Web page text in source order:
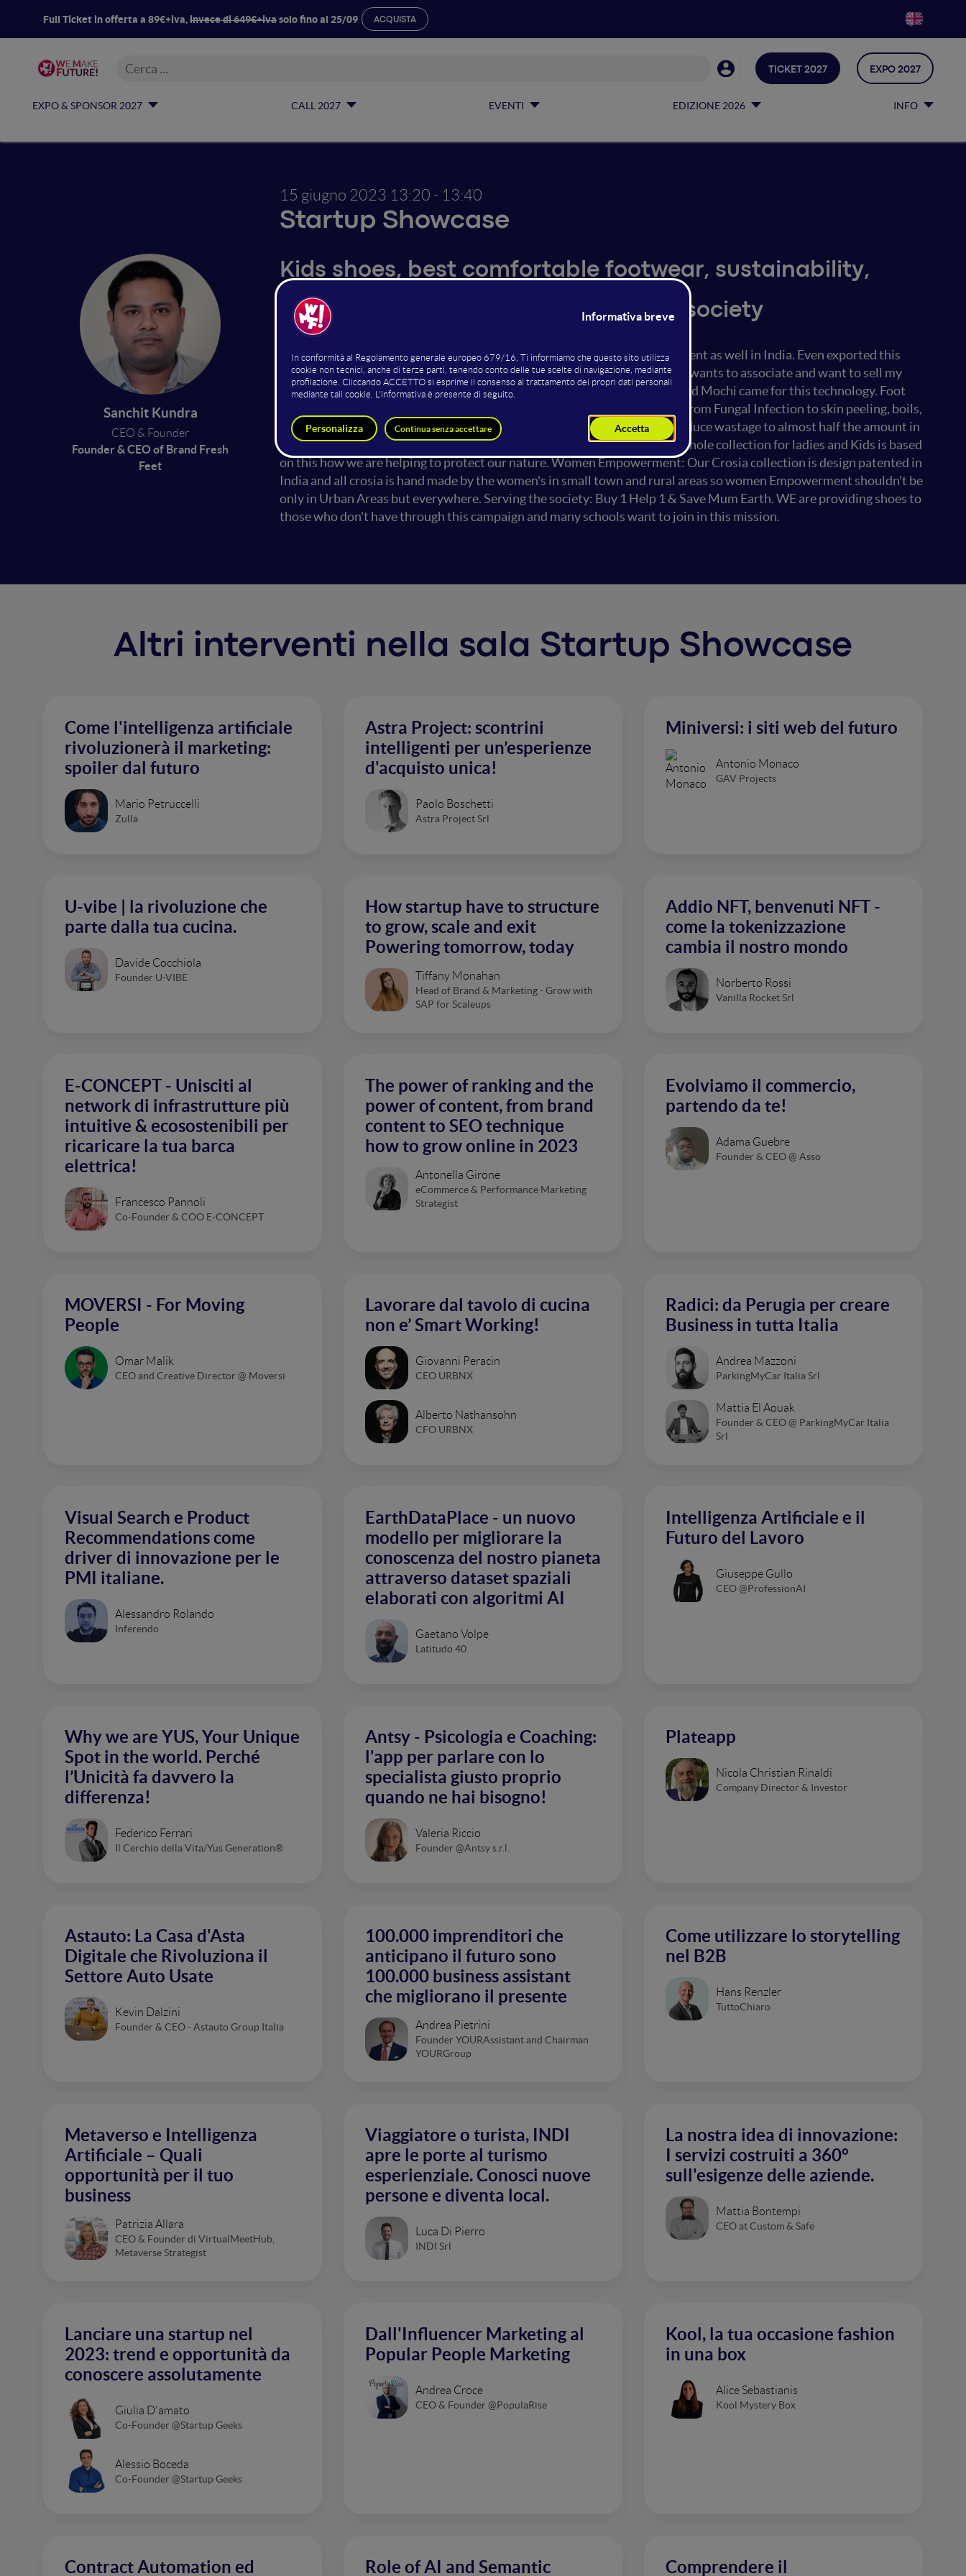
Full Ticket in offerta a 89€+iva,invece di 649€+ivasolo fino al 25/09 ACQUISTA
EXPO & SPONSOR 2027 CALL 2027 EVENTI EDIZIONE 2026 INFO
TICKET 2027 EXPO 2027
Sanchit Kundra
CEO & Founder
Founder & CEO of Brand Fresh
Feet
15 giugno 2023 13:20 - 13:40
Startup Showcase
Kids shoes, best comfortable footwear, sustainability,
women Empowerment & Helping the society
Kids feet grow fast: So we have find the solution to this and applied for patent as well in India. Even exported this
technology to Europe last year and now overseas Billion dollar companies wants to associate and want to sell my
schools shoes in my brand. Indian market is growing and recently Metro and Mochi came for this technology. Foot
Problem: IN India every second person is having some or other foot issue from Fungal Infection to skin peeling, boils,
bone etc. Save Nature: Due to our Dual Size technology we are going to reduce wastage to almost half the amount in
terms of kids shoes when we give extend wearage life of kids shoes. Rest whole collection for ladies and Kids is based
on this how we are helping to protect our nature. Women Empowerment: Our Crosia collection is design patented in
India and all crosia is hand made by the women's in small town and rural areas so women Empowerment shouldn't be
only in Urban Areas but everywhere. Serving the society: Buy 1 Help 1 & Save Mum Earth. WE are providing shoes to
those who don't have through this campaign and many schools want to join in this mission.
Altri interventi nella sala Startup Showcase
Come l'intelligenza artificiale
rivoluzionerà il marketing:
spoiler dal futuro
Mario Petruccelli
Zulla
Astra Project: scontrini
intelligenti per un’esperienze
d'acquisto unica!
Paolo Boschetti
Astra Project Srl
Miniversi: i siti web del futuro
Antonio Monaco
GAV Projects
U-vibe | la rivoluzione che
parte dalla tua cucina.
Davide Cocchiola
Founder U-VIBE
How startup have to structure
to grow, scale and exit
Powering tomorrow, today
Tiffany Monahan
Head of Brand & Marketing - Grow with
SAP for Scaleups
Addio NFT, benvenuti NFT -
come la tokenizzazione
cambia il nostro mondo
Norberto Rossi
Vanilla Rocket Srl
E-CONCEPT - Unisciti al
network di infrastrutture più
intuitive & ecosostenibili per
ricaricare la tua barca
elettrica!
Francesco Pannoli
Co-Founder & COO E-CONCEPT
The power of ranking and the
power of content, from brand
content to SEO technique
how to grow online in 2023
Antonella Girone
eCommerce & Performance Marketing
Strategist
Evolviamo il commercio,
partendo da te!
Adama Guebre
Founder & CEO @ Asso
MOVERSI - For Moving
People
Omar Malik
CEO and Creative Director @ Moversi
Lavorare dal tavolo di cucina
non e’ Smart Working!
Giovanni Peracin
CEO URBNX
Alberto Nathansohn
CFO URBNX
Radici: da Perugia per creare
Business in tutta Italia
Andrea Mazzoni
ParkingMyCar Italia Srl
Mattia El Aouak
Founder & CEO @ ParkingMyCar Italia
Srl
Visual Search e Product
Recommendations come
driver di innovazione per le
PMI italiane.
Alessandro Rolando
Inferendo
EarthDataPlace - un nuovo
modello per migliorare la
conoscenza del nostro pianeta
attraverso dataset spaziali
elaborati con algoritmi AI
Gaetano Volpe
Latitudo 40
Intelligenza Artificiale e il
Futuro del Lavoro
Giuseppe Gullo
CEO @ProfessionAI
Why we are YUS, Your Unique
Spot in the world. Perché
l’Unicità fa davvero la
differenza!
Federico Ferrari
Il Cerchio della Vita/Yus Generation®
Antsy - Psicologia e Coaching:
l'app per parlare con lo
specialista giusto proprio
quando ne hai bisogno!
Valeria Riccio
Founder @Antsy s.r.l.
Plateapp
Nicola Christian Rinaldi
Company Director & Investor
Astauto: La Casa d'Asta
Digitale che Rivoluziona il
Settore Auto Usate
Kevin Dalzini
Founder & CEO - Astauto Group Italia
100.000 imprenditori che
anticipano il futuro sono
100.000 business assistant
che migliorano il presente
Andrea Pietrini
Founder YOURAssistant and Chairman
YOURGroup
Come utilizzare lo storytelling
nel B2B
Hans Renzler
TuttoChiaro
Metaverso e Intelligenza
Artificiale – Quali
opportunità per il tuo
business
Patrizia Allara
CEO & Founder di VirtualMeetHub,
Metaverse Strategist
Viaggiatore o turista, INDI
apre le porte al turismo
esperienziale. Conosci nuove
persone e diventa local.
Luca Di Pierro
INDI Srl
La nostra idea di innovazione:
I servizi costruiti a 360°
sull'esigenze delle aziende.
Mattia Bontempi
CEO at Custom & Safe
Lanciare una startup nel
2023: trend e opportunità da
conoscere assolutamente
Giulia D'amato
Co-Founder @Startup Geeks
Alessio Boceda
Co-Founder @Startup Geeks
Dall'Influencer Marketing al
Popular People Marketing
Andrea Croce
CEO & Founder @PopulaRise
Kool, la tua occasione fashion
in una box
Alice Sebastianis
Kool Mystery Box
Contract Automation ed Role of AI and Semantic Comprendere il